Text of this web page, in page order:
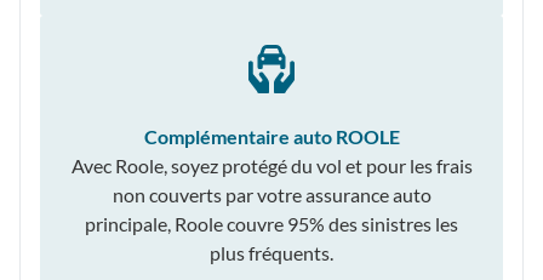
Complémentaire auto ROOLE
Avec Roole, soyez protégé du vol et pour les frais
non couverts par votre assurance auto
principale, Roole couvre 95% des sinistres les
plus fréquents.